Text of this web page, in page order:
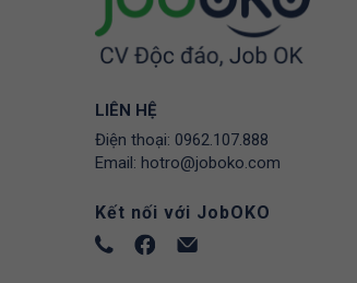
LIÊN HỆ
Điện thoại: 0962.107.888
Email: hotro@joboko.com
Kết nối với JobOKO